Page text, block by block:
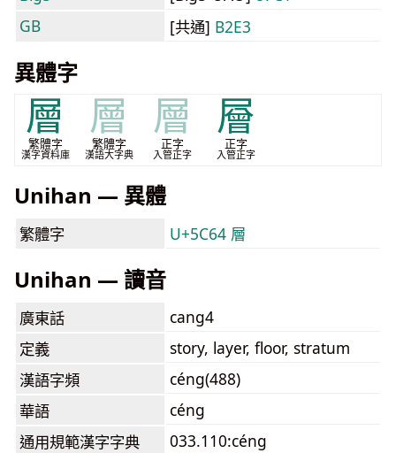
GB
[共通] B2E3
異體字
層
繁體字
漢字資料庫
層
繁體字
漢語大字典
層
正字
入管正字
層
正字
入管正字
Unihan — 異體
繁體字 U+5C64 層
Unihan — 讀音
廣東話
cang4
定義
story, layer, floor, stratum
漢語字頻
céng(488)
華語
céng
通用規範漢字字典
033.110:céng